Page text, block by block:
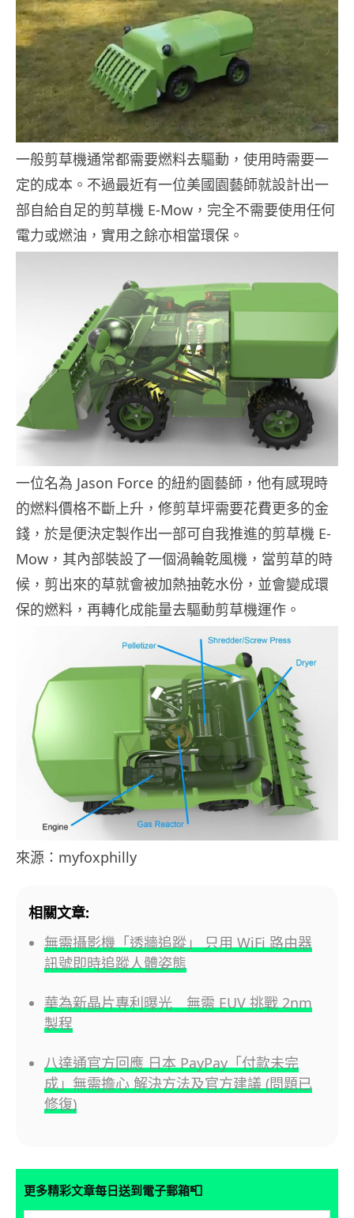
一般剪草機通常都需要燃料去驅動，使用時需要一
定的成本。不過最近有一位美國園藝師就設計出一
部自給自足的剪草機 E-Mow，完全不需要使用任何
電力或燃油，實用之餘亦相當環保。
一位名為 Jason Force 的紐約園藝師，他有感現時
的燃料價格不斷上升，修剪草坪需要花費更多的金
錢，於是便決定製作出一部可自我推進的剪草機 E-
Mow，其內部裝設了一個渦輪乾風機，當剪草的時
候，剪出來的草就會被加熱抽乾水份，並會變成環
保的燃料，再轉化成能量去驅動剪草機運作。
來源：myfoxphilly
相關文章:
無需攝影機「透牆追蹤」 只用 WiFi 路由器
訊號即時追蹤人體姿態
華為新晶片專利曝光 無需 EUV 挑戰 2nm
製程
八達通官方回應 日本 PayPay「付款未完
成」無需擔心 解決方法及官方建議 (問題已
修復)
更多精彩文章每日送到電子郵箱📮